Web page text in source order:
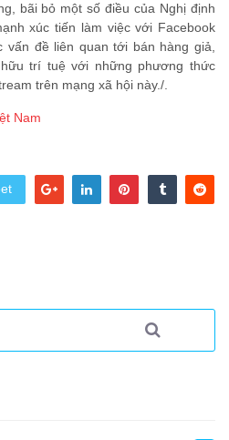
bãi bỏ một số điều của Nghị định
xúc tiến làm việc với Facebook
đề liên quan tới bán hàng giả,
trí tuệ với những phương thức
trên mạng xã hội này./.
Nam